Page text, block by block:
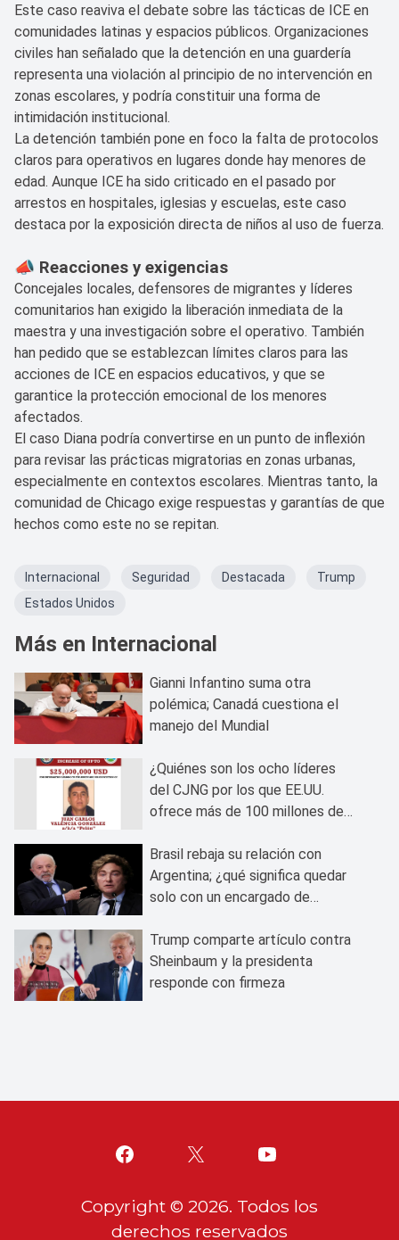
Este caso reaviva el debate sobre las tácticas de ICE en
comunidades latinas y espacios públicos. Organizaciones
civiles han señalado que la detención en una guardería
representa una violación al principio de no intervención en
zonas escolares, y podría constituir una forma de
intimidación institucional.
La detención también pone en foco la falta de protocolos
claros para operativos en lugares donde hay menores de
edad. Aunque ICE ha sido criticado en el pasado por
arrestos en hospitales, iglesias y escuelas, este caso
destaca por la exposición directa de niños al uso de fuerza.
📣 Reacciones y exigencias
Concejales locales, defensores de migrantes y líderes
comunitarios han exigido la liberación inmediata de la
maestra y una investigación sobre el operativo. También
han pedido que se establezcan límites claros para las
acciones de ICE en espacios educativos, y que se
garantice la protección emocional de los menores
afectados.
El caso Diana podría convertirse en un punto de inflexión
para revisar las prácticas migratorias en zonas urbanas,
especialmente en contextos escolares. Mientras tanto, la
comunidad de Chicago exige respuestas y garantías de que
hechos como este no se repitan.
Internacional Seguridad Destacada
Trump
Estados Unidos
Más en Internacional
Gianni Infantino suma otra
polémica; Canadá cuestiona el
manejo del Mundial
¿Quiénes son los ocho líderes
del CJNG por los que EE.UU.
ofrece más de 100 millones de
Brasil rebaja su relación con
Argentina; ¿qué significa quedar
solo con un encargado de
Trump comparte artículo contra
Sheinbaum y la presidenta
responde con firmeza
Copyright © 2026. Todos los
derechos reservados